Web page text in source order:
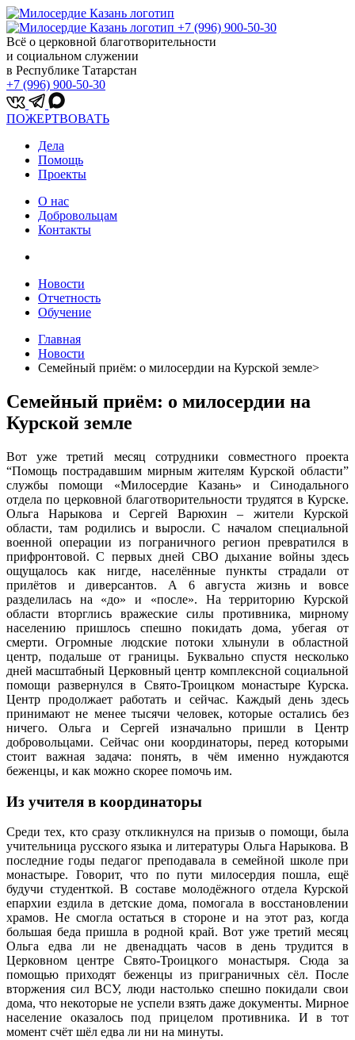
+7 (996) 900-50-30
Всё о церковной благотворительности
и социальном служении
в Республике Татарстан
+7 (996) 900-50-30
ПОЖЕРТВОВАТЬ
Дела
Помощь
Проекты
О нас
Добровольцам
Контакты
Новости
Отчетность
Обучение
Главная
Новости
Семейный приём: о милосердии на Курской земле>
Семейный приём: о милосердии на
Курской земле
Вот уже третий месяц сотрудники совместного проекта
“Помощь пострадавшим мирным жителям Курской области”
службы помощи «Милосердие Казань» и Синодального
отдела по церковной благотворительности трудятся в Курске.
Ольга Нарыкова и Сергей Варюхин – жители Курской
области, там родились и выросли. С началом специальной
военной операции из пограничного регион превратился в
прифронтовой. С первых дней СВО дыхание войны здесь
ощущалось как нигде, населённые пункты страдали от
прилётов и диверсантов. А 6 августа жизнь и вовсе
разделилась на «до» и «после». На территорию Курской
области вторглись вражеские силы противника, мирному
населению пришлось спешно покидать дома, убегая от
смерти. Огромные людские потоки хлынули в областной
центр, подальше от границы. Буквально спустя несколько
дней масштабный Церковный центр комплексной социальной
помощи развернулся в Свято-Троицком монастыре Курска.
Центр продолжает работать и сейчас. Каждый день здесь
принимают не менее тысячи человек, которые остались без
ничего. Ольга и Сергей изначально пришли в Центр
добровольцами. Сейчас они координаторы, перед которыми
стоит важная задача: понять, в чём именно нуждаются
беженцы, и как можно скорее помочь им.
Из учителя в координаторы
Среди тех, кто сразу откликнулся на призыв о помощи, была
учительница русского языка и литературы Ольга Нарыкова. В
последние годы педагог преподавала в семейной школе при
монастыре. Говорит, что по пути милосердия пошла, ещё
будучи студенткой. В составе молодёжного отдела Курской
епархии ездила в детские дома, помогала в восстановлении
храмов. Не смогла остаться в стороне и на этот раз, когда
большая беда пришла в родной край. Вот уже третий месяц
Ольга едва ли не двенадцать часов в день трудится в
Церковном центре Свято-Троицкого монастыря. Сюда за
помощью приходят беженцы из приграничных сёл. После
вторжения сил ВСУ, люди настолько спешно покидали свои
дома, что некоторые не успели взять даже документы. Мирное
население оказалось под прицелом противника. И в тот
момент счёт шёл едва ли ни на минуты.